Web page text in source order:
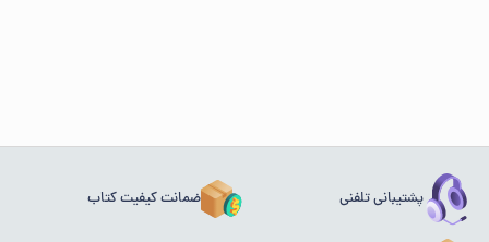
پشتیبانی تلفنی ضمانت کیفیت کتاب